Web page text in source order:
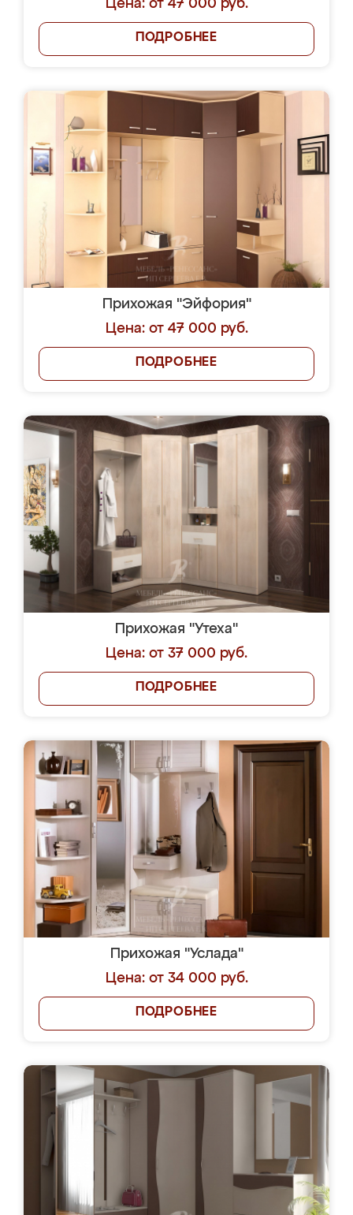
Цена: от 47 000 руб.
ПОДРОБНЕЕ
Прихожая "Эйфория"
Цена: от 47 000 руб.
ПОДРОБНЕЕ
Прихожая "Утеха"
Цена: от 37 000 руб.
ПОДРОБНЕЕ
Прихожая "Услада"
Цена: от 34 000 руб.
ПОДРОБНЕЕ